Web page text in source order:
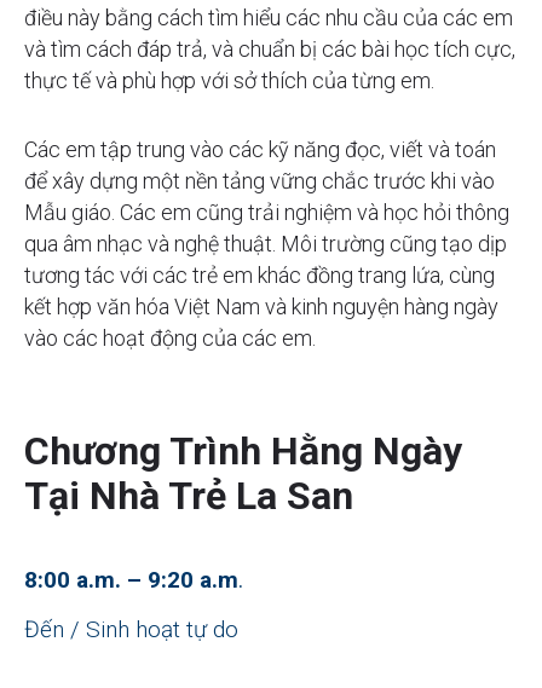
điều này bằng cách tìm hiểu các nhu cầu của các em
và tìm cách đáp trả, và chuẩn bị các bài học tích cực,
thực tế và phù hợp với sở thích của từng em.
Các em tập trung vào các kỹ năng đọc, viết và toán
để xây dựng một nền tảng vững chắc trước khi vào
Mẫu giáo. Các em cũng trải nghiệm và học hỏi thông
qua âm nhạc và nghệ thuật. Môi trường cũng tạo dịp
tương tác với các trẻ em khác đồng trang lứa, cùng
kết hợp văn hóa Việt Nam và kinh nguyện hàng ngày
vào các hoạt động của các em.
Chương Trình Hằng Ngày
Tại Nhà Trẻ La San
8:00 a.m. – 9:20 a.m.
Đến / Sinh hoạt tự do